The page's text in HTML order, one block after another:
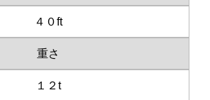
４０ft
重さ
１２t